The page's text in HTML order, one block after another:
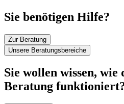
Sie benötigen Hilfe?
Zur Beratung
Unsere Beratungsbereiche
Sie wollen wissen, wie
Beratung